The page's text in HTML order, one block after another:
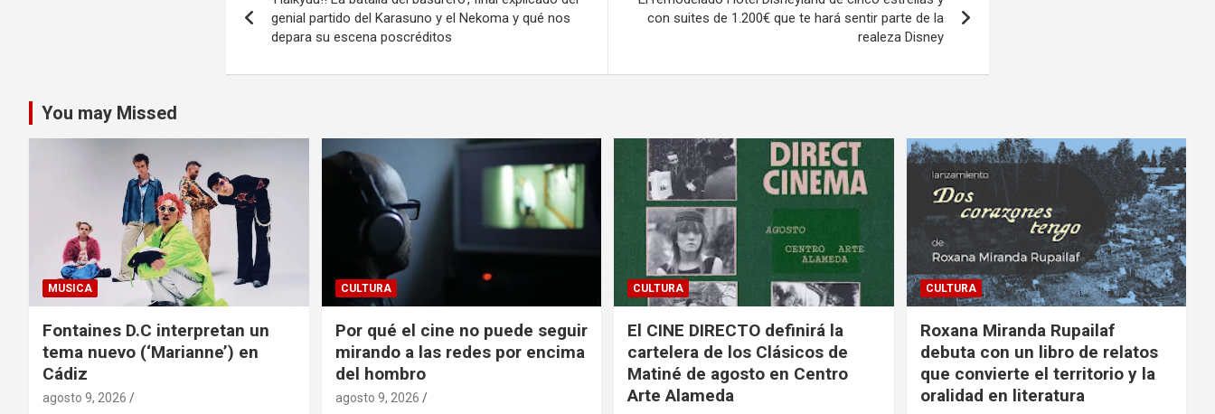
de
entradas
genial partido del Karasuno y el Nekoma y qué nos
depara su escena poscréditos
con suites de 1.200€ que te hará sentir parte de la
realeza Disney
You may Missed
MUSICA
Fontaines D.C interpretan un
tema nuevo (‘Marianne’) en
Cádiz
agosto 9, 2026
CULTURA
Por qué el cine no puede seguir
mirando a las redes por encima
del hombro
agosto 9, 2026
CULTURA
El CINE DIRECTO definirá la
cartelera de los Clásicos de
Matiné de agosto en Centro
Arte Alameda
CULTURA
Roxana Miranda Rupailaf
debuta con un libro de relatos
que convierte el territorio y la
oralidad en literatura